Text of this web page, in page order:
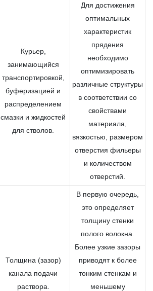
Курьер,
занимающийся
транспортировкой,
буферизацией и
распределением
смазки и жидкостей
для стволов.
Для достижения
оптимальных
характеристик
прядения
необходимо
оптимизировать
различные структуры
в соответствии со
свойствами
материала,
вязкостью, размером
отверстия фильеры
и количеством
отверстий.
Толщина (зазор)
канала подачи
раствора.
В первую очередь,
это определяет
толщину стенки
полого волокна.
Более узкие зазоры
приводят к более
тонким стенкам и
меньшему